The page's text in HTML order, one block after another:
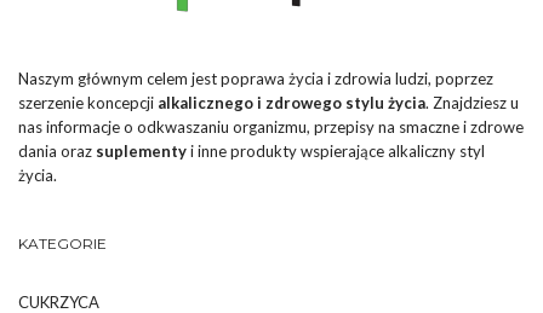
Naszym głównym celem jest poprawa życia i zdrowia ludzi, poprzez
szerzenie koncepcji alkalicznego i zdrowego stylu życia. Znajdziesz u
nas informacje o odkwaszaniu organizmu, przepisy na smaczne i zdrowe
dania oraz suplementyi inne produkty wspierające alkaliczny styl
życia.
KATEGORIE
CUKRZYCA